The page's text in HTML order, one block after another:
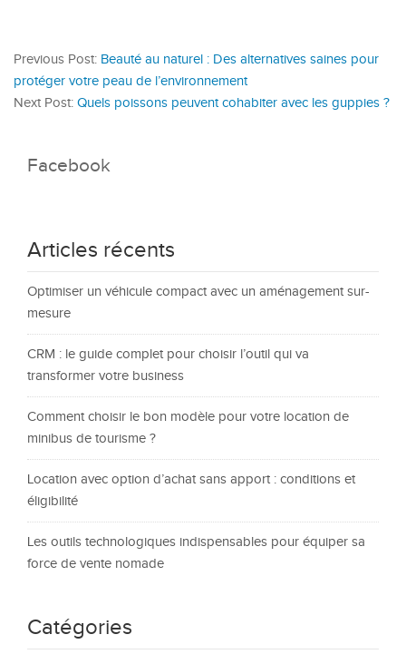
Previous Post: Beauté au naturel : Des alternatives saines pour
protéger votre peau de l’environnement
Next Post: Quels poissons peuvent cohabiter avec les guppies ?
Facebook
Articles récents
Optimiser un véhicule compact avec un aménagement sur-
mesure
CRM : le guide complet pour choisir l’outil qui va
transformer votre business
Comment choisir le bon modèle pour votre location de
minibus de tourisme ?
Location avec option d’achat sans apport : conditions et
éligibilité
Les outils technologiques indispensables pour équiper sa
force de vente nomade
Catégories